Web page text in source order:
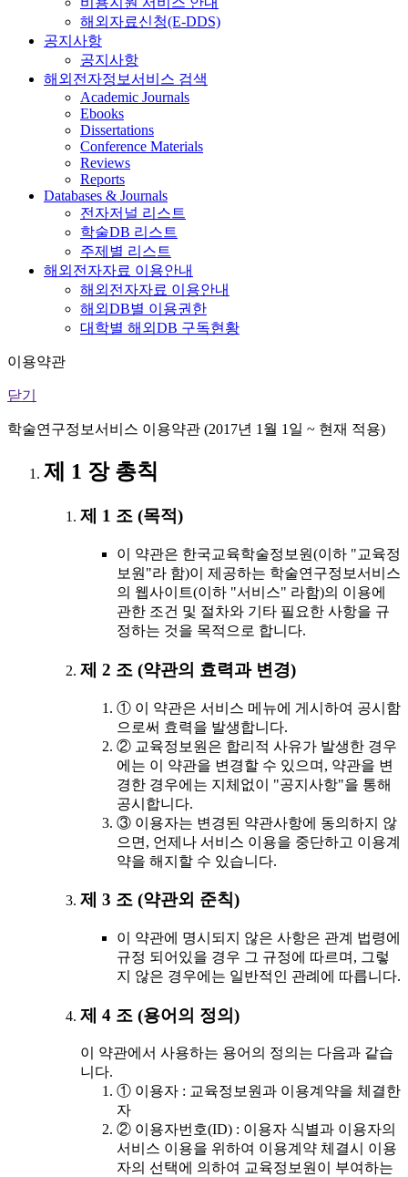
해외자료신청(E-DDS)
공지사항
공지사항
해외전자정보서비스 검색
Academic Journals
Ebooks
Dissertations
Conference Materials
Reviews
Reports
Databases & Journals
전자저널 리스트
학술DB 리스트
주제별 리스트
해외전자자료 이용안내
해외전자자료 이용안내
해외DB별 이용권한
대학별 해외DB 구독현황
이용약관
닫기
학술연구정보서비스 이용약관 (2017년 1월 1일 ~ 현재 적용)
제 1 장 총칙
제 1 조 (목적)
이 약관은 한국교육학술정보원(이하 "교육정
보원"라 함)이 제공하는 학술연구정보서비스
의 웹사이트(이하 "서비스" 라함)의 이용에
관한 조건 및 절차와 기타 필요한 사항을 규
정하는 것을 목적으로 합니다.
제 2 조 (약관의 효력과 변경)
① 이 약관은 서비스 메뉴에 게시하여 공시함
으로써 효력을 발생합니다.
② 교육정보원은 합리적 사유가 발생한 경우
에는 이 약관을 변경할 수 있으며, 약관을 변
경한 경우에는 지체없이 "공지사항"을 통해
공시합니다.
③ 이용자는 변경된 약관사항에 동의하지 않
으면, 언제나 서비스 이용을 중단하고 이용계
약을 해지할 수 있습니다.
제 3 조 (약관외 준칙)
이 약관에 명시되지 않은 사항은 관계 법령에
규정 되어있을 경우 그 규정에 따르며, 그렇
지 않은 경우에는 일반적인 관례에 따릅니다.
제 4 조 (용어의 정의)
이 약관에서 사용하는 용어의 정의는 다음과 같습
니다.
① 이용자 : 교육정보원과 이용계약을 체결한
자
② 이용자번호(ID) : 이용자 식별과 이용자의
서비스 이용을 위하여 이용계약 체결시 이용
자의 선택에 의하여 교육정보원이 부여하는